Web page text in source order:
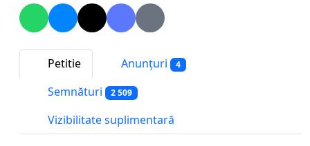
Petitie Anunțuri 4
Semnături 2 509
Vizibilitate suplimentară